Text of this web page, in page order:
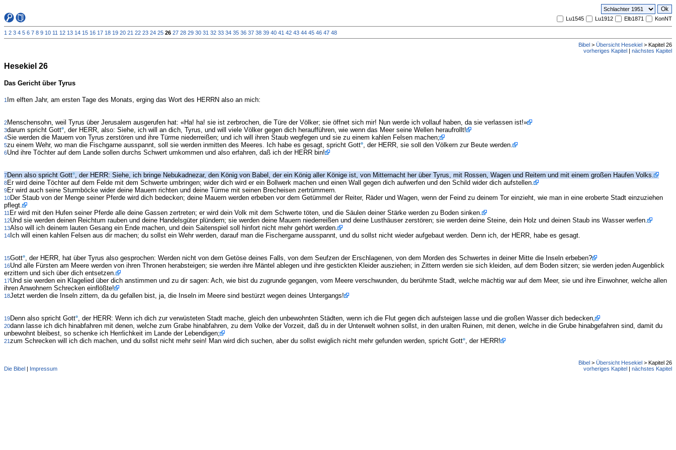
Lu1545 Lu1912 Elb1871 KonNT
1 2 3 4 5 6 7 8 9 10 11 12 13 14 15 16 17 18 19 20 21 22 23 24 25 26 27 28 29 30 31 32 33 34 35 36 37 38 39 40 41 42 43 44 45 46 47 48
Bibel > Übersicht Hesekiel > Kapitel 26
vorheriges Kapitel | nächstes Kapitel
Hesekiel 26
Das Gericht über Tyrus
1 Im elften Jahr, am ersten Tage des Monats, erging das Wort des HERRN also an mich:
2Menschensohn, weil Tyrus über Jerusalem ausgerufen hat: «Ha! ha! sie ist zerbrochen, die Türe der Völker; sie öffnet sich mir! Nun werde ich vollauf haben, da sie verlassen ist!»
3darum spricht Gott , der HERR, also: Siehe, ich will an dich, Tyrus, und will viele Völker gegen dich heraufführen, wie wenn das Meer seine Wellen heraufrollt!
4Sie werden die Mauern von Tyrus zerstören und ihre Türme niederreißen; und ich will ihren Staub wegfegen und sie zu einem kahlen Felsen machen;
5zu einem Wehr, wo man die Fischgarne ausspannt, soll sie werden inmitten des Meeres. Ich habe es gesagt, spricht Gott , der HERR, sie soll den Völkern zur Beute werden.
6Und ihre Töchter auf dem Lande sollen durchs Schwert umkommen und also erfahren, daß ich der HERR bin!
7Denn also spricht Gott , der HERR: Siehe, ich bringe Nebukadnezar, den König von Babel, der ein König aller Könige ist, von Mitternacht her über Tyrus, mit Rossen, Wagen und Reitern und mit einem großen Haufen Volks.
8Er wird deine Töchter auf dem Felde mit dem Schwerte umbringen; wider dich wird er ein Bollwerk machen und einen Wall gegen dich aufwerfen und den Schild wider dich aufstellen.
9Er wird auch seine Sturmböcke wider deine Mauern richten und deine Türme mit seinen Brecheisen zertrümmern.
10Der Staub von der Menge seiner Pferde wird dich bedecken; deine Mauern werden erbeben vor dem Getümmel der Reiter, Räder und Wagen, wenn der Feind zu deinem Tor einzieht, wie man in eine eroberte Stadt einzuziehen
pflegt.
11 Er wird mit den Hufen seiner Pferde alle deine Gassen zertreten; er wird dein Volk mit dem Schwerte töten, und die Säulen deiner Stärke werden zu Boden sinken.
12Und sie werden deinen Reichtum rauben und deine Handelsgüter plündern; sie werden deine Mauern niederreißen und deine Lusthäuser zerstören; sie werden deine Steine, dein Holz und deinen Staub ins Wasser werfen.
13Also will ich deinem lauten Gesang ein Ende machen, und dein Saitenspiel soll hinfort nicht mehr gehört werden.
14 Ich will einen kahlen Felsen aus dir machen; du sollst ein Wehr werden, darauf man die Fischergarne ausspannt, und du sollst nicht wieder aufgebaut werden. Denn ich, der HERR, habe es gesagt.
15Gott , der HERR, hat über Tyrus also gesprochen: Werden nicht von dem Getöse deines Falls, von dem Seufzen der Erschlagenen, von dem Morden des Schwertes in deiner Mitte die Inseln erbeben?
16Und alle Fürsten am Meere werden von ihren Thronen herabsteigen; sie werden ihre Mäntel ablegen und ihre gestickten Kleider ausziehen; in Zittern werden sie sich kleiden, auf dem Boden sitzen; sie werden jeden Augenblick
erzittern und sich über dich entsetzen.
17Und sie werden ein Klagelied über dich anstimmen und zu dir sagen: Ach, wie bist du zugrunde gegangen, vom Meere verschwunden, du berühmte Stadt, welche mächtig war auf dem Meer, sie und ihre Einwohner, welche allen
ihren Anwohnern Schrecken einflößte!
18Jetzt werden die Inseln zittern, da du gefallen bist, ja, die Inseln im Meere sind bestürzt wegen deines Untergangs!
19Denn also spricht Gott , der HERR: Wenn ich dich zur verwüsteten Stadt mache, gleich den unbewohnten Städten, wenn ich die Flut gegen dich aufsteigen lasse und die großen Wasser dich bedecken,
20dann lasse ich dich hinabfahren mit denen, welche zum Grabe hinabfahren, zu dem Volke der Vorzeit, daß du in der Unterwelt wohnen sollst, in den uralten Ruinen, mit denen, welche in die Grube hinabgefahren sind, damit du
unbewohnt bleibest, so schenke ich Herrlichkeit im Lande der Lebendigen;
21zum Schrecken will ich dich machen, und du sollst nicht mehr sein! Man wird dich suchen, aber du sollst ewiglich nicht mehr gefunden werden, spricht Gott , der HERR!
Bibel > Übersicht Hesekiel > Kapitel 26
Die Bibel | Impressum vorheriges Kapitel | nächstes Kapitel